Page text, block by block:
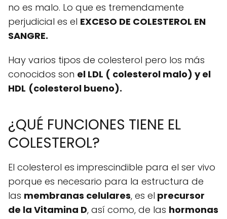
no es malo. Lo que es tremendamente
perjudicial es el EXCESO DE COLESTEROL EN
SANGRE.
Hay varios tipos de colesterol pero los más
conocidos son el LDL ( colesterol malo) y el
HDL (colesterol bueno).
¿QUÉ FUNCIONES TIENE EL
COLESTEROL?
El colesterol es imprescindible para el ser vivo
porque es necesario para la estructura de
las membranas celulares, es el precursor
de la Vitamina D, así como, de las hormonas